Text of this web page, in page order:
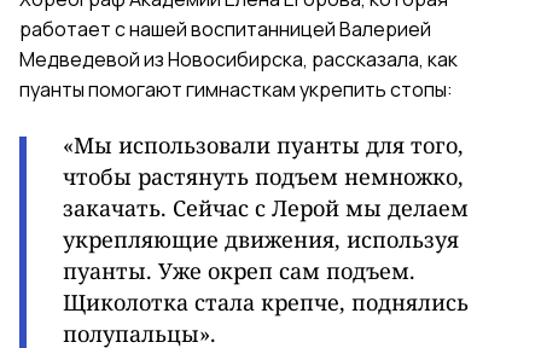
работает с нашей воспитанницей Валерией
Медведевой из Новосибирска, рассказала, как
пуанты помогают гимнасткам укрепить стопы:
«Мы использовали пуанты для того,
чтобы растянуть подъем немножко,
закачать. Сейчас с Лерой мы делаем
укрепляющие движения, используя
пуанты. Уже окреп сам подъем.
Щиколотка стала крепче, поднялись
полупальцы».